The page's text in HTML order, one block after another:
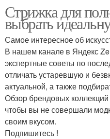
Стрижка для
выбрать
Самое интересное об
В нашем канале в Яндекс
экспертные советы по
отличать устаревшую и
актуальной, а также
Обзор брендовых
чтобы вы не совершали
своим вкусом.
Подпишитесь !